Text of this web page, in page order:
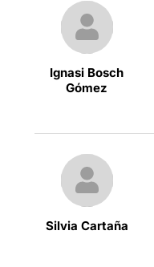
Ignasi Bosch
Gómez
Silvia Cartaña